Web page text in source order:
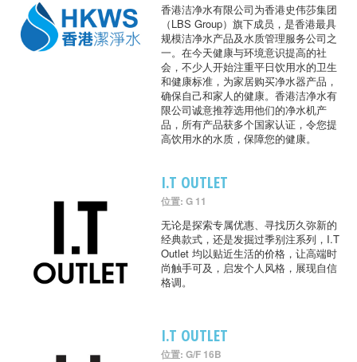
香港洁净水有限公司为香港史伟莎集团
（LBS Group）旗下成员，是香港最具
规模洁净水产品及水质管理服务公司之
一。在今天健康与环境意识提高的社
会，不少人开始注重平日饮用水的卫生
和健康标准，为家居购买净水器产品，
确保自己和家人的健康。香港洁净水有
限公司诚意推荐选用他们的净水机产
品，所有产品获多个国家认证，令您提
高饮用水的水质，保障您的健康。
I.T OUTLET
位置: G 11
无论是探索专属优惠、寻找历久弥新的
经典款式，还是发掘过季别注系列，I.T
Outlet 均以贴近生活的价格，让高端时
尚触手可及，启发个人风格，展现自信
格调。
I.T OUTLET
位置: G/F 16B